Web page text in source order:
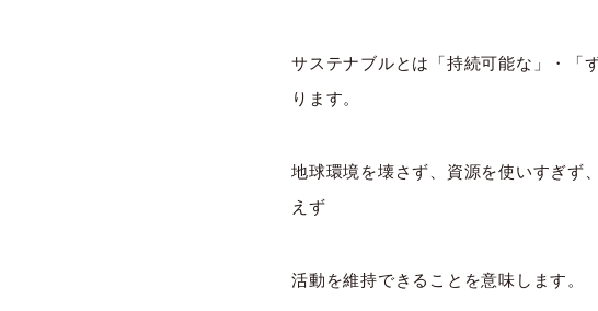
サステナブルとは「持続可能な」・「
ります。
地球環境を壊さず、資源を使いすぎず
えず
活動を維持できることを意味します。